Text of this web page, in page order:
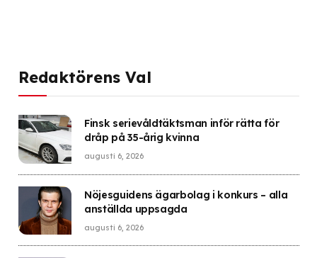
Redaktörens Val
Finsk serievåldtäktsman inför rätta för
dråp på 35-årig kvinna
augusti 6, 2026
Nöjesguidens ägarbolag i konkurs – alla
anställda uppsagda
augusti 6, 2026